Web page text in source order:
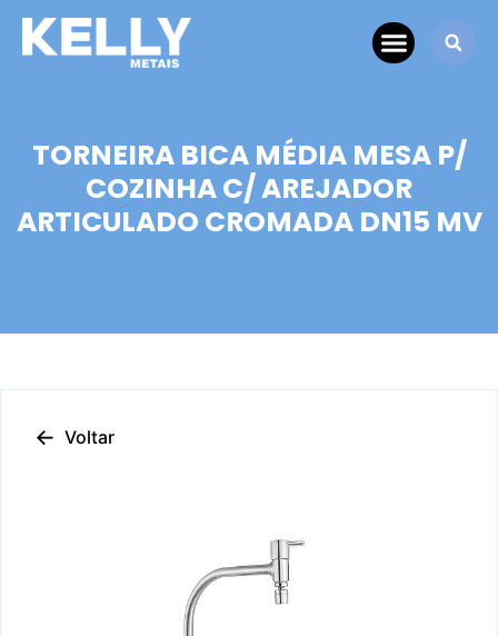
TORNEIRA BICA MÉDIA MESA P/
COZINHA C/ AREJADOR
ARTICULADO CROMADA DN15 MV
← Voltar